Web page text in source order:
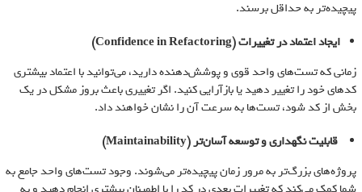
پیچیده‌تر به حداقل برسند.
ایجاد اعتماد در تغییرات(Confidence in Refactoring)
زمانی که تست‌های واحد قوی و پوشش‌دهنده دارید، می‌توانید با اعتماد بیشتری
کدهای خود را تغییر دهید یا بازآرایی کنید. اگر تغییری باعث بروز مشکل در یک
بخش از کد شود، تست‌ها به سرعت آن را نشان خواهند داد.
قابلیت نگهداری و توسعه آسان‌تر(Maintainability)
پروژه‌های بزرگ‌تر به مرور زمان پیچیده‌تر می‌شوند. وجود تست‌های واحد جامع به